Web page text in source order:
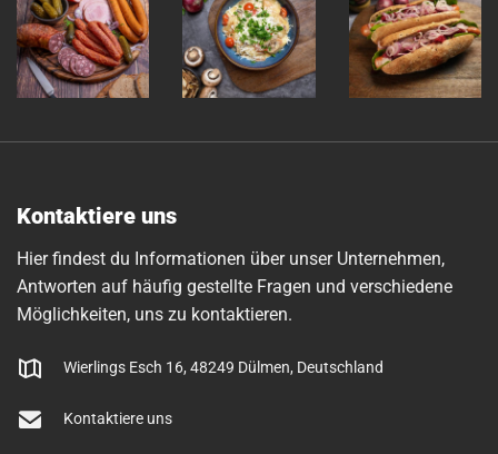
Kontaktiere uns
Hier findest du Informationen über unser Unternehmen,
Antworten auf häufig gestellte Fragen und verschiedene
Möglichkeiten, uns zu kontaktieren.
Wierlings Esch 16, 48249 Dülmen, Deutschland
Kontaktiere uns